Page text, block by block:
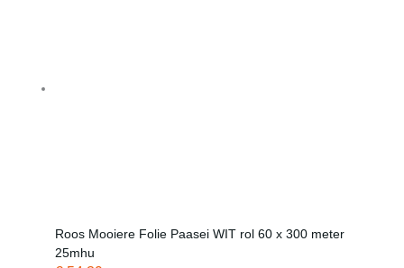
Roos Mooiere Folie Paasei WIT rol 60 x 300 meter
25mhu